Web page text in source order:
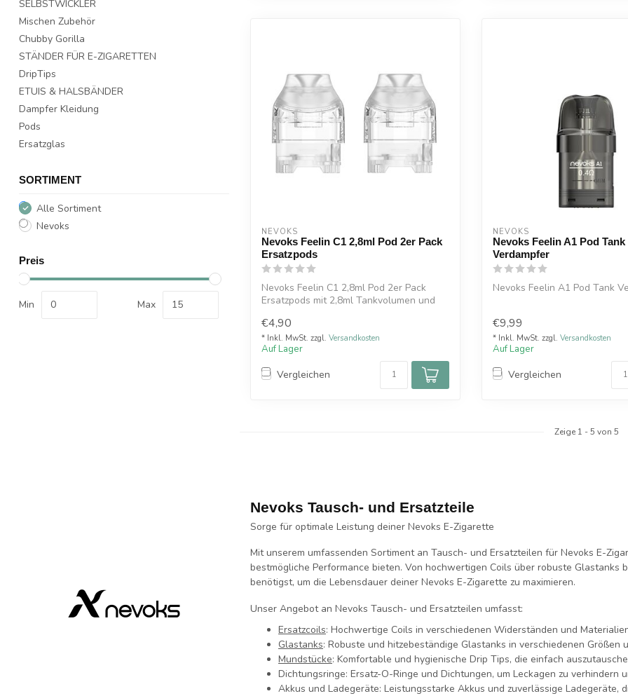
SELBSTWICKLER
Mischen Zubehör
Chubby Gorilla
STÄNDER FÜR E-ZIGARETTEN
DripTips
ETUIS & HALSBÄNDER
Dampfer Kleidung
Pods
Ersatzglas
SORTIMENT
Alle Sortiment
Nevoks
Preis
Min Max
NEVOKS
Nevoks Feelin C1 2,8ml Pod 2er Pack
Ersatzpods
Nevoks Feelin C1 2,8ml Pod 2er Pack
Ersatzpods mit 2,8ml Tankvolumen und
€4,90
* Inkl. MwSt. zzgl. Versandkosten
Auf Lager
Vergleichen
NEVOKS
Nevoks Feelin A1 Pod Tank
Verdampfer
Nevoks Feelin A1 Pod Tank
€9,99
* Inkl. MwSt. zzgl. Versandkosten
Auf Lager
Vergleichen
Zeige 1 -5 von 5
Nevoks Tausch- und Ersatzteile
Sorge für optimale Leistung deiner Nevoks E-Zigarette
Mit unserem umfassenden Sortiment an Tausch- und Ersatzteilen für Nevoks E-
bestmögliche Performance bieten. Von hochwertigen Coils über robuste
benötigst, um die Lebensdauer deiner Nevoks E-Zigarette zu maximieren.
Unser Angebot an Nevoks Tausch- und Ersatzteilen umfasst:
Ersatzcoils: Hochwertige Coils in verschiedenen Widerständen und
Glastanks: Robuste und hitzebeständige Glastanks in verschiedenen
Mundstücke: Komfortable und hygienische Drip Tips, die einfach
Dichtungsringe: Ersatz-O-Ringe und Dichtungen, um Leckagen zu
Akkus und Ladegeräte: Leistungsstarke Akkus und zuverlässige Ladegeräte,